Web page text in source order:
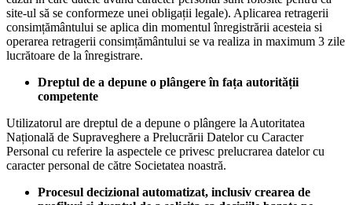
site-ul să se conformeze unei obligații legale). Aplicarea retragerii
consimțământului se aplica din momentul înregistrării acesteia si
operarea retragerii consimțământului se va realiza in maximum 3 zile
lucrătoare de la înregistrare.
Dreptul de a depune o plângere în fața autorității
competente
Utilizatorul are dreptul de a depune o plângere la Autoritatea
Națională de Supraveghere a Prelucrării Datelor cu Caracter
Personal cu referire la aspectele ce privesc prelucrarea datelor cu
caracter personal de către Societatea noastră.
Procesul decizional automatizat, inclusiv crearea de